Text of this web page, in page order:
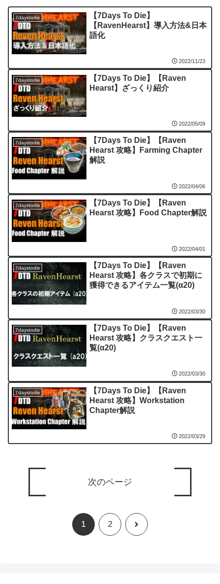
7daystodie
【7Days To Die】
【RavenHearst】導入方法&日本
語化
2022/11/23
7daystodie
【7Days To Die】【Raven
Hearst】ざっくり紹介
2022/05/09
7daystodie
【7Days To Die】【Raven
Hearst 攻略】Farming Chapter
解説
2022/04/06
7daystodie
【7Days To Die】【Raven
Hearst 攻略】Food Chapter解説
2022/04/01
7daystodie
【7Days To Die】【Raven
Hearst 攻略】各クラスで初期に
獲得できるアイテム一覧(α20)
2022/03/30
7daystodie
【7Days To Die】【Raven
Hearst 攻略】クラスクエスト一
覧(α20)
2022/03/30
7daystodie
【7Days To Die】【Raven
Hearst 攻略】Workstation
Chapter解説
2022/03/29
次のページ
1 2 次